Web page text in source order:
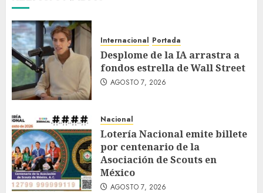
Internacional Portada
Desplome de la IA arrastra a
fondos estrella de Wall Street
AGOSTO 7, 2026
Nacional
Lotería Nacional emite billete
por centenario de la
Asociación de Scouts en
México
AGOSTO 7, 2026